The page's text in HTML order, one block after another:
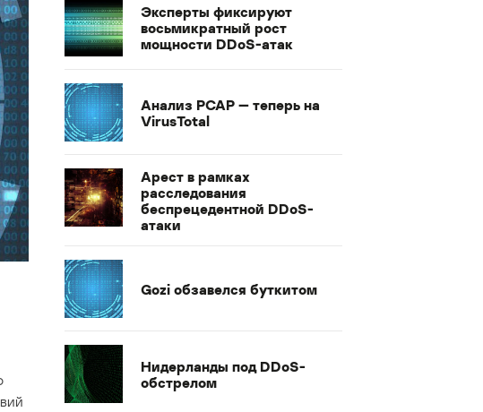
Эксперты фиксируют
восьмикратный рост
мощности DDoS-атак
Анализ PCAP — теперь на
VirusTotal
Арест в рамках
расследования
беспрецедентной DDoS-
атаки
Gozi обзавелся буткитом
Нидерланды под DDoS-
обстрелом